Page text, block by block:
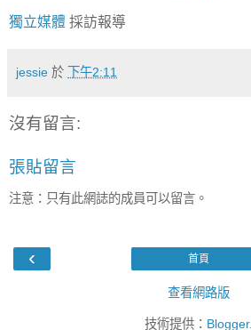
獨立媒體 採訪報導
jessie 於 下午2:11
沒有留言:
張貼留言
注意：只有此網誌的成員可以留言。
‹ 首頁
查看網路版
技術提供： Blogger.